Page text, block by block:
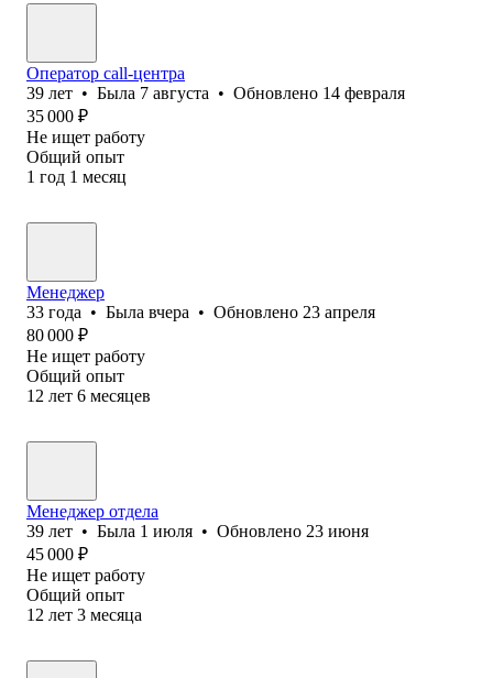
Оператор call-центра
39 лет • Была 7 августа • Обновлено 14 февраля
35 000 ₽
Не ищет работу
Общий опыт
1 год 1 месяц
Менеджер
33 года • Была вчера • Обновлено 23 апреля
80 000 ₽
Не ищет работу
Общий опыт
12 лет 6 месяцев
Менеджер отдела
39 лет • Была 1 июля • Обновлено 23 июня
45 000 ₽
Не ищет работу
Общий опыт
12 лет 3 месяца